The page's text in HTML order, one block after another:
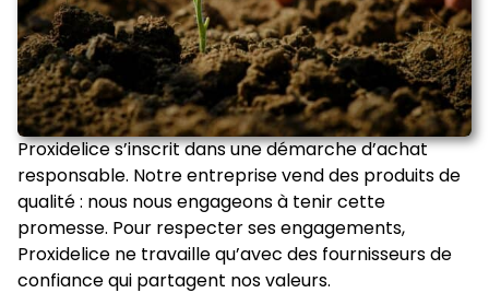
Proxidelice s’inscrit dans une démarche d’achat
responsable. Notre entreprise vend des produits de
qualité : nous nous engageons à tenir cette
promesse. Pour respecter ses engagements,
Proxidelice ne travaille qu’avec des fournisseurs de
confiance qui partagent nos valeurs.